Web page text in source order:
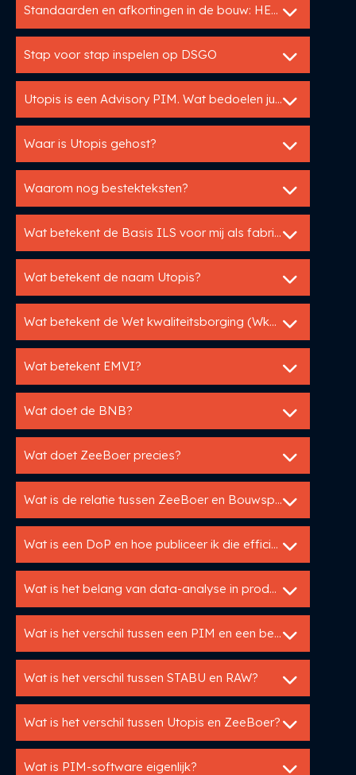
Standaarden en afkortingen in de bouw: HELP!
Stap voor stap inspelen op DSGO
Utopis is een Advisory PIM. Wat bedoelen jullie daarmee?
Waar is Utopis gehost?
Waarom nog bestekteksten?
Wat betekent de Basis ILS voor mij als fabrikant?
Wat betekent de naam Utopis?
Wat betekent de Wet kwaliteitsborging (WkB) voor mij als fabrikant?
Wat betekent EMVI?
Wat doet de BNB?
Wat doet ZeeBoer precies?
Wat is de relatie tussen ZeeBoer en Bouwspex?
Wat is een DoP en hoe publiceer ik die efficiënt?
Wat is het belang van data-analyse in productinformatiebeheer?
Wat is het verschil tussen een PIM en een bestekservice?
Wat is het verschil tussen STABU en RAW?
Wat is het verschil tussen Utopis en ZeeBoer?
Wat is PIM-software eigenlijk?